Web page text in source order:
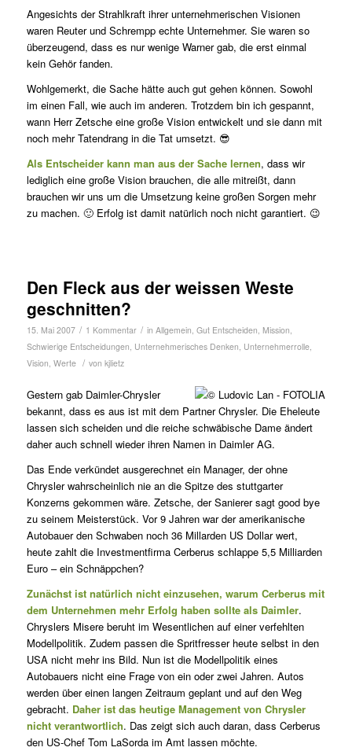
Angesichts der Strahlkraft ihrer unternehmerischen Visionen
waren Reuter und Schrempp echte Unternehmer. Sie waren so
überzeugend, dass es nur wenige Warner gab, die erst einmal
kein Gehör fanden.
Wohlgemerkt, die Sache hätte auch gut gehen können. Sowohl
im einen Fall, wie auch im anderen. Trotzdem bin ich gespannt,
wann Herr Zetsche eine große Vision entwickelt und sie dann mit
noch mehr Tatendrang in die Tat umsetzt. 😎
Als Entscheider kann man aus der Sache lernen, dass wir
lediglich eine große Vision brauchen, die alle mitreißt, dann
brauchen wir uns um die Umsetzung keine großen Sorgen mehr
zu machen. 🙂 Erfolg ist damit natürlich noch nicht garantiert. 😉
Den Fleck aus der weissen Weste
geschnitten?
15. Mai 2007 / 1 Kommentar / in Allgemein, Gut Entscheiden, Mission,
Schwierige Entscheidungen, Unternehmerisches Denken, Unternehmerrolle,
Vision, Werte / von kjlietz
Gestern gab Daimler-Chrysler
bekannt, dass es aus ist mit dem Partner Chrysler. Die Eheleute
lassen sich scheiden und die reiche schwäbische Dame ändert
daher auch schnell wieder ihren Namen in Daimler AG.
Das Ende verkündet ausgerechnet ein Manager, der ohne
Chrysler wahrscheinlich nie an die Spitze des stuttgarter
Konzerns gekommen wäre. Zetsche, der Sanierer sagt good bye
zu seinem Meisterstück. Vor 9 Jahren war der amerikanische
Autobauer den Schwaben noch 36 Millarden US Dollar wert,
heute zahlt die Investmentfirma Cerberus schlappe 5,5 Milliarden
Euro – ein Schnäppchen?
Zunächst ist natürlich nicht einzusehen, warum Cerberus mit
dem Unternehmen mehr Erfolg haben sollte als Daimler.
Chryslers Misere beruht im Wesentlichen auf einer verfehlten
Modellpolitik. Zudem passen die Spritfresser heute selbst in den
USA nicht mehr ins Bild. Nun ist die Modellpolitik eines
Autobauers nicht eine Frage von ein oder zwei Jahren. Autos
werden über einen langen Zeitraum geplant und auf den Weg
gebracht. Daher ist das heutige Management von Chrysler
nicht verantwortlich. Das zeigt sich auch daran, dass Cerberus
den US-Chef Tom LaSorda im Amt lassen möchte.